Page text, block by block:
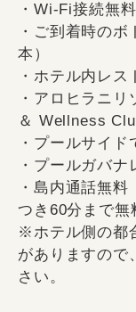
・Wi-Fi接続無料
・ご到着時の
本）
・ホテル内レス
・アロヒラニ
＆ Wellness
・プールサイ
・プールガバナ
・島内通話無
つき60分まで無
※ホテル側の都
がありますので
さい。